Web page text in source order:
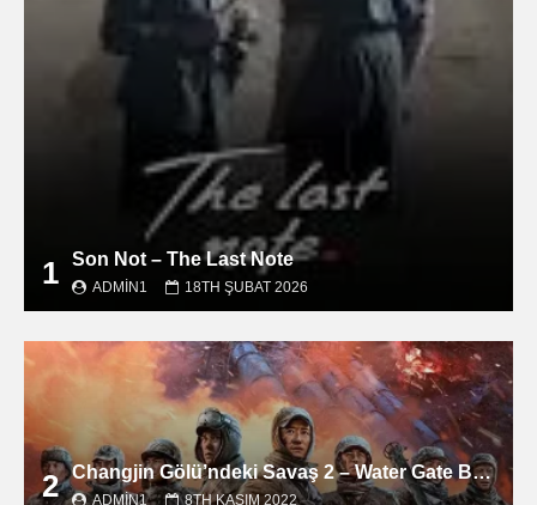
1 Son Not – The Last Note
ADMIN1 18TH ŞUBAT 2026
2 Changjin Gölü’ndeki Savaş 2 – Water Gate Bridge filmini izle
ADMIN1 8TH KASIM 2022